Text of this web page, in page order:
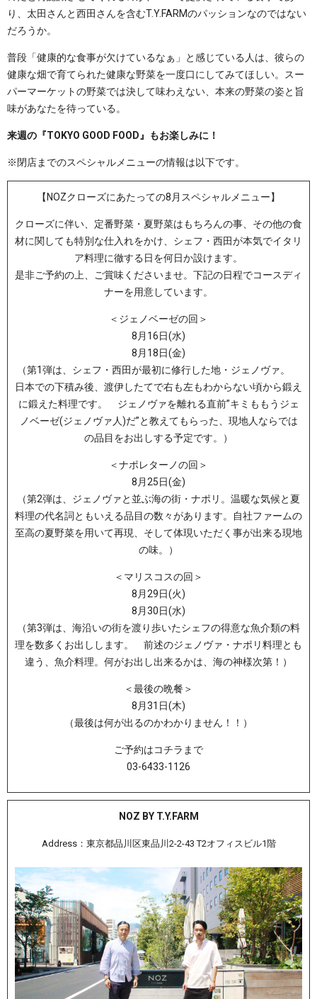
り、太田さんと西田さんを含むT.Y.FARMのパッションなのではない
だろうか。
普段「健康的な食事が欠けているなぁ」と感じている人は、彼らの
健康な畑で育てられた健康な野菜を一度口にしてみてほしい。スー
パーマーケットの野菜では決して味わえない、本来の野菜の姿と旨
味があなたを待っている。
来週の『TOKYO GOOD FOOD』もお楽しみに！
※閉店までのスペシャルメニューの情報は以下です。
【NOZクローズにあたっての8月スペシャルメニュー】
クローズに伴い、定番野菜・夏野菜はもちろんの事、その他の食
材に関しても特別な仕入れをかけ、シェフ・西田が本気でイタリ
ア料理に徹する日を何日か設けます。
是非ご予約の上、ご賞味くださいませ。下記の日程でコースディ
ナーを用意しています。
＜ジェノベーゼの回＞
8月16日(水)
8月18日(金)
（第1弾は、シェフ・西田が最初に修行した地・ジェノヴァ。
日本での下積み後、渡伊したてで右も左もわからない頃から鍛え
に鍛えた料理です。 ジェノヴァを離れる直前”キミももうジェ
ノベーゼ(ジェノヴァ人)だ”と教えてもらった、現地人ならでは
の品目をお出しする予定です。）
＜ナポレターノの回＞
8月25日(金)
（第2弾は、ジェノヴァと並ぶ海の街・ナポリ。温暖な気候と夏
料理の代名詞ともいえる品目の数々があります。自社ファームの
至高の夏野菜を用いて再現、そして体現いただく事が出来る現地
の味。）
＜マリスコスの回＞
8月29日(火)
8月30日(水)
（第3弾は、海沿いの街を渡り歩いたシェフの得意な魚介類の料
理を数多くお出しします。 前述のジェノヴァ・ナポリ料理とも
違う、魚介料理。何がお出し出来るかは、海の神様次第！）
＜最後の晩餐＞
8月31日(木)
（最後は何が出るのかわかりません！！）
ご予約はコチラまで
03-6433-1126
NOZ BY T.Y.FARM
Address：東京都品川区東品川2-2-43 T2オフィスビル1階